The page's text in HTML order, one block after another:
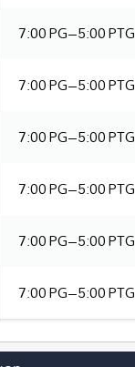
7:00 PG–5:00 PTG
7:00 PG–5:00 PTG
7:00 PG–5:00 PTG
7:00 PG–5:00 PTG
7:00 PG–5:00 PTG
7:00 PG–5:00 PTG